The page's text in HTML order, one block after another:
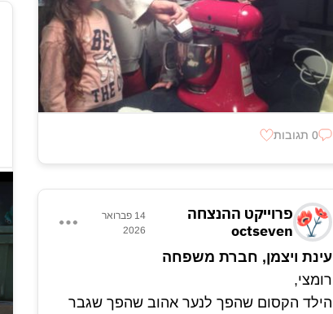
יגבה אותך,מישהו שיתן לך כתף לבכות עליה
ויעזור לך לקום עם נפלת.
אני אוהבת אותך הכי בעולם!!
עדן❤️
0 תגובות
פרוייקט ההנצחה
octseven
14 פברואר
2026
עינת ויצמן, חברת משפחה
רומצי,
הילד הקסום שהפך לנער אהוב שהפך שגבר